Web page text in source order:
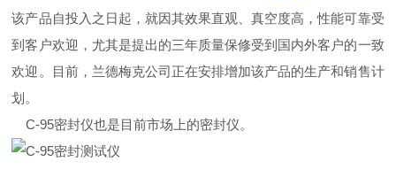
该产品自投入之日起，就因其效果直观、真空度高，性能可靠受
到客户欢迎，尤其是提出的三年质量保修受到国内外客户的一致
欢迎。目前，兰德梅克公司正在安排增加该产品的生产和销售计
划。
C-95密封仪也是目前市场上的密封仪。